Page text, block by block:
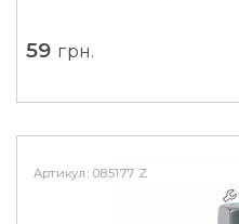
59 грн.
Артикул: 085177 Z